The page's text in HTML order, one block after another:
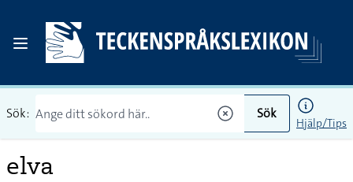
Sök: Sök
Hjälp/Tips
elva